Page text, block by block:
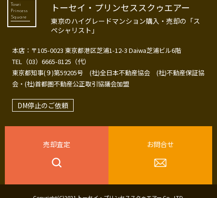
Tosei
Princess
Square
トーセイ・プリンセススクゥエアー
東京のハイグレードマンション購入・売却の「ス
ペシャリスト」
本店：〒105-0023 東京都港区芝浦1-12-3 Daiwa芝浦ビル6階
TEL（03）6665-8125（代）
東京都知事(９)第59205号 (社)全日本不動産協会 (社)不動産保証協
会・(社)首都圏不動産公正取引協議会加盟
DM停止のご依頼
売却査定 お問合せ